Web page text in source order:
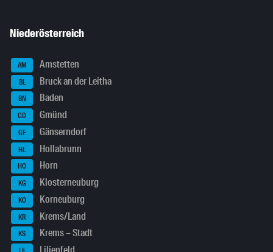
Niederösterreich
AM Amstetten
BL Bruck an der Leitha
BN Baden
GD Gmünd
GF Gänserndorf
HL Hollabrunn
HO Horn
KG Klosterneuburg
KO Korneuburg
KR Krems/Land
KS Krems – Stadt